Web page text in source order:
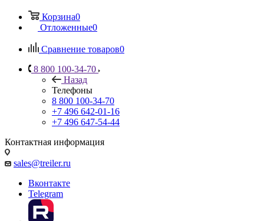
Корзина0
Отложенные0
Сравнение товаров0
8 800 100-34-70
Назад
Телефоны
8 800 100-34-70
+7 496 642-01-16
+7 496 647-54-44
Контактная информация
sales@treiler.ru
Вконтакте
Telegram